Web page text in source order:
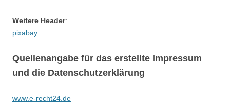
Weitere Header:
pixabay
Quellenangabe für das erstellte Impressum
und die Datenschutzerklärung
www.e-recht24.de